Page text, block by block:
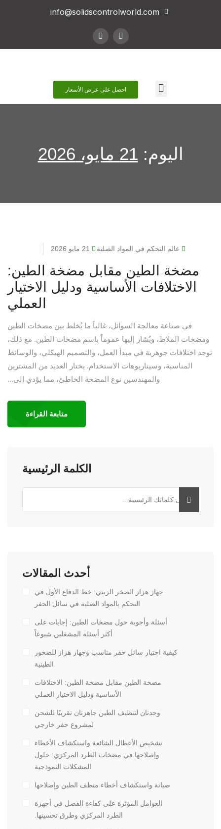
info@solidscontrolworld.com
احصل على عرض الأسعار
اليوم: 21 مايو، 2026
عالم التحكم في المواد الصلبة 21 مايو 2026
مضخة الطين مقابل مضخة الطين:
الاختلافات الأساسية ودليل الاختيار
العملي
في صناعة معالجة السوائل، غالباً ما يُخلط بين مضخات الطين
ومضخات الملاط، ويُشار إليها عموماً باسم مضخات الطين. مع ذلك،
توجد اختلافات جوهرية في مبدأ العمل، والتصميم الهيكلي، والوسائط
المناسبة، وسيناريوهات الاستخدام. يختار العديد من المشترين
والمهندسين نوع المضخة الخاطئ، مما يؤدي إلى...
متابعة القراءة
الكلمة الرئيسية
أحدث المقالات
جهاز هزاز الصخر الزيتي: خط الدفاع الأول في
التحكم بالمواد الصلبة في سائل الحفر
أسئلة وأجوبة حول مضخات الطين: إجابات على
أكثر أسئلة المشغلين شيوعاً
كيفية اختيار سائل حفر مناسب وجهاز هزاز للصخور
الطينية
مضخة الطين مقابل مضخة الطين: الاختلافات
الأساسية ودليل الاختيار العملي
وحدتان لتنظيف الطين جاهزتان تقريبًا للشحن
لمشروع حفر خارجي
تشخيص الأعطال الشائعة واستكشاف الأخطاء
وإصلاحها في مضخات الطرد المركزي: حلول
المشكلات النموذجية
صيانة واستكشاف أخطاء منظف الطين وإصلاحها
العوامل المؤثرة على كفاءة الفصل في أجهزة
الطرد المركزي وطرق تحسينها.